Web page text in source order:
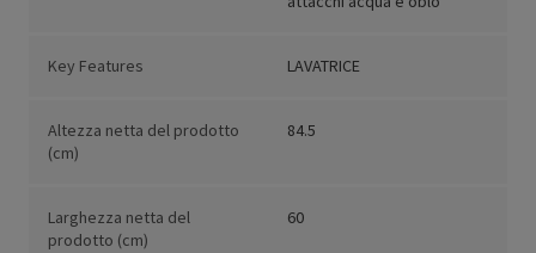
Key Features LAVATRICE
Altezza netta del prodotto
(cm)
84.5
Larghezza netta del
prodotto (cm)
60